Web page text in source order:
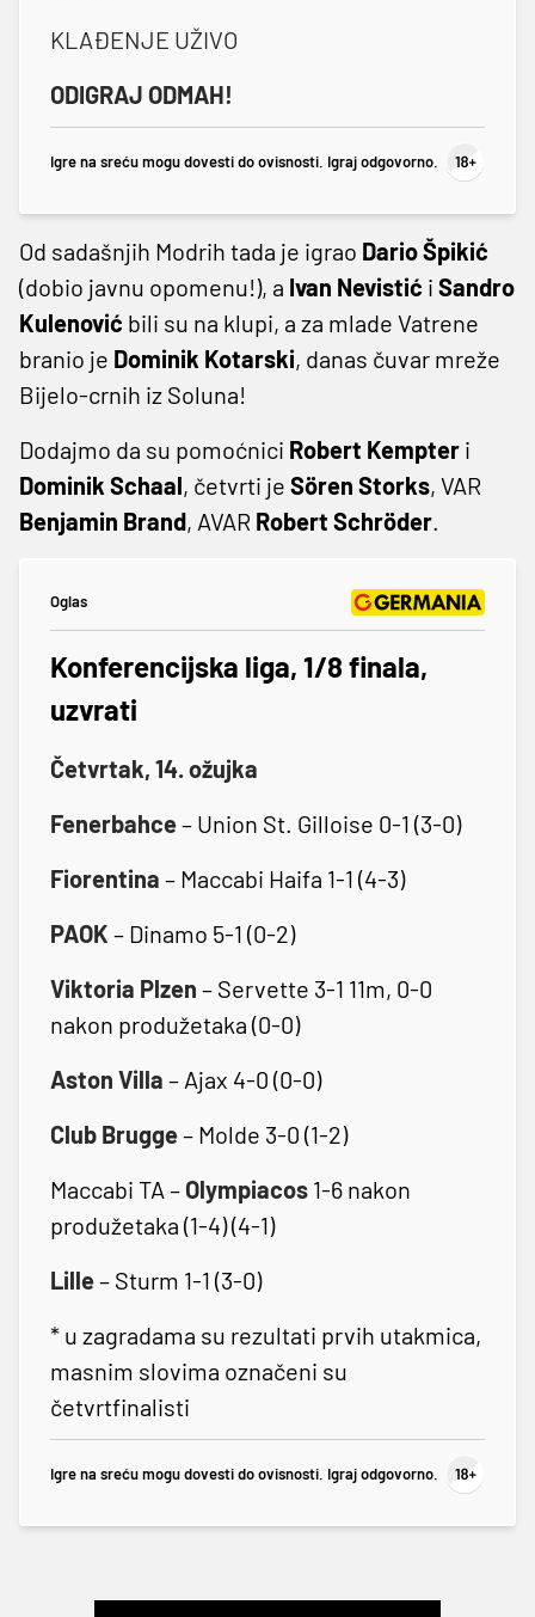
KLAĐENJE UŽIVO
ODIGRAJ ODMAH!
Igre na sreću mogu dovesti do ovisnosti. Igraj odgovorno.
Od sadašnjih Modrih tada je igrao Dario Špikić
(dobio javnu opomenu!), a Ivan Nevistić i Sandro
Kulenović bili su na klupi, a za mlade Vatrene
branio je Dominik Kotarski, danas čuvar mreže
Bijelo-crnih iz Soluna!
Dodajmo da su pomoćnici Robert Kempter i
Dominik Schaal, četvrti je Sören Storks, VAR
Benjamin Brand, AVAR Robert Schröder.
Oglas
Konferencijska liga, 1/8 finala,
uzvrati
Četvrtak, 14. ožujka
Fenerbahce– Union St. Gilloise 0-1 (3-0)
Fiorentina – Maccabi Haifa 1-1 (4-3)
PAOK – Dinamo 5-1 (0-2)
Viktoria Plzen – Servette 3-1 11m, 0-0
nakon produžetaka (0-0)
Aston Villa – Ajax 4-0 (0-0)
Club Brugge– Molde 3-0 (1-2)
Maccabi TA – Olympiacos 1-6 nakon
produžetaka (1-4) (4-1)
Lille– Sturm 1-1 (3-0)
* u zagradama su rezultati prvih utakmica,
masnim slovima označeni su
četvrtfinalisti
Igre na sreću mogu dovesti do ovisnosti. Igraj odgovorno.